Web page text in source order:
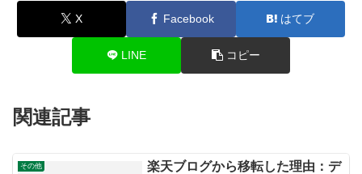
X Facebook はてブ
LINE コピー
関連記事
その他
楽天ブログから移転した理由：デ